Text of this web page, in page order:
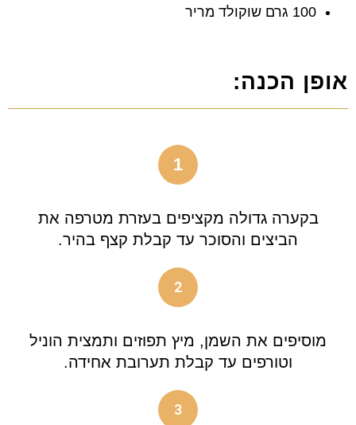
100 גרם שוקולד מריר
אופן הכנה:
1
בקערה גדולה מקציפים בעזרת מטרפה את
הביצים והסוכר עד קבלת קצף בהיר.
2
מוסיפים את השמן, מיץ תפוזים ותמצית הוניל
וטורפים עד קבלת תערובת אחידה.
3